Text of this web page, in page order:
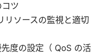
ツ
リソースの監視と適切
度の設定（ QoS の活